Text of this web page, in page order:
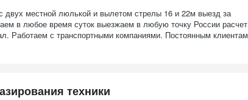
двух местной люлькой и вылетом стрелы 16 и 22м выезд за
в любое время суток выезжаем в любую точку России расчет
Работаем с транспортными компаниями. Постоянным клиентам
техники